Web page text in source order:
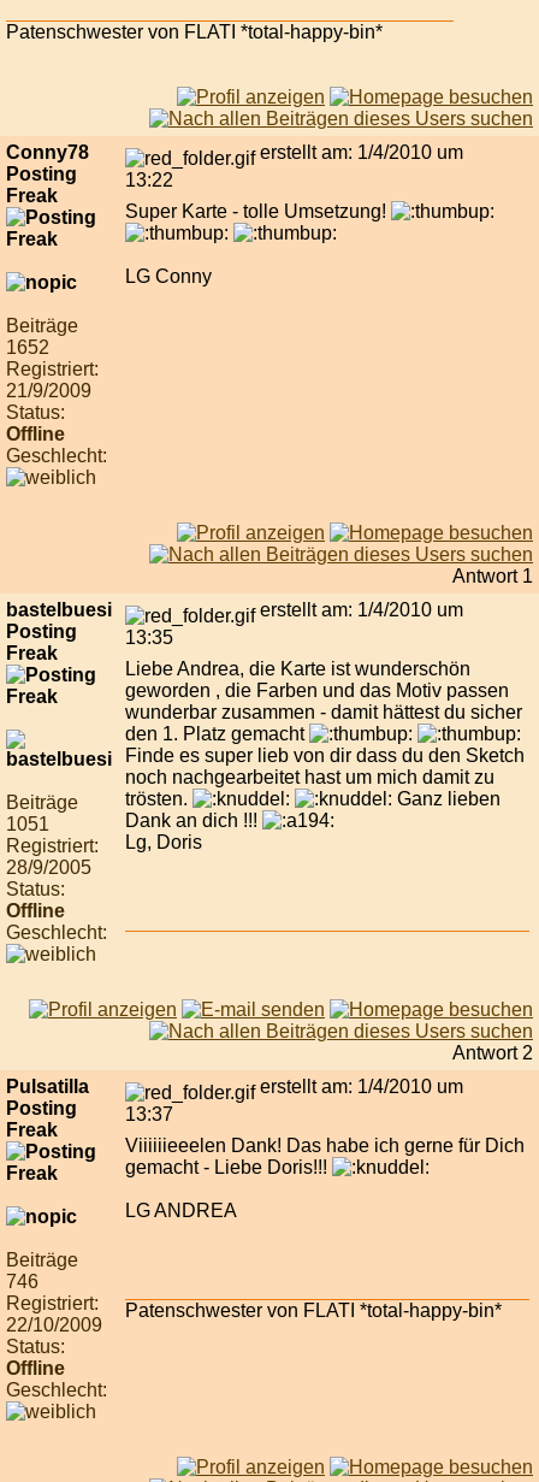
Patenschwester von FLATI *total-happy-bin*
Conny78
Posting
Freak
Beiträge
1652
Registriert:
21/9/2009
Status:
Offline
Geschlecht:
erstellt am: 1/4/2010 um
13:22
Super Karte - tolle Umsetzung!
LG Conny
Antwort 1
bastelbuesi
Posting
Freak
Beiträge
1051
Registriert:
28/9/2005
Status:
Offline
Geschlecht:
erstellt am: 1/4/2010 um
13:35
Liebe Andrea, die Karte ist wunderschön
geworden , die Farben und das Motiv passen
wunderbar zusammen - damit hättest du sicher
den 1. Platz gemacht
Finde es super lieb von dir dass du den Sketch
noch nachgearbeitet hast um mich damit zu
trösten.
Ganz lieben
Dank an dich !!!
Lg, Doris
Antwort 2
Pulsatilla
Posting
Freak
Beiträge
746
Registriert:
22/10/2009
Status:
Offline
Geschlecht:
erstellt am: 1/4/2010 um
13:37
Viiiiiieeelen Dank! Das habe ich gerne für Dich
gemacht - Liebe Doris!!!
LG ANDREA
Patenschwester von FLATI *total-happy-bin*